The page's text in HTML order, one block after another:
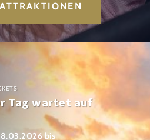
Tag wartet auf
bis